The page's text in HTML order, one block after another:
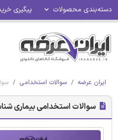
دسته‌بندی محصولات پیگیری
ایران عرضه سوالات استخدامی
سوالات استخدامی بیماری